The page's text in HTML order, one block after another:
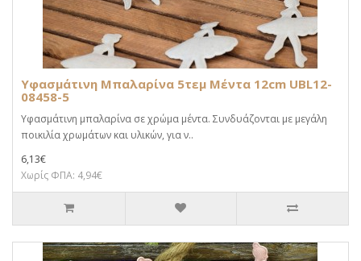
Υφασμάτινη Μπαλαρίνα 5τεμ Μέντα 12cm UBL12-
08458-5
Υφασμάτινη μπαλαρίνα σε χρώμα μέντα. Συνδυάζονται με μεγάλη
ποικιλία χρωμάτων και υλικών, για ν..
6,13€
Χωρίς ΦΠΑ: 4,94€